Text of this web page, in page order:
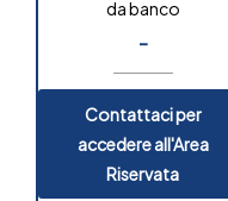
da banco
-
Contattaci per
accedere all'Area
Riservata